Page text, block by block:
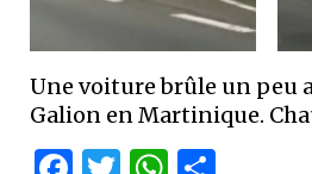
Une voiture brûle un peu
Galion en Martinique.